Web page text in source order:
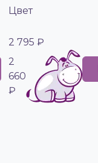
Цвет
2 795 ₽
2
660
₽